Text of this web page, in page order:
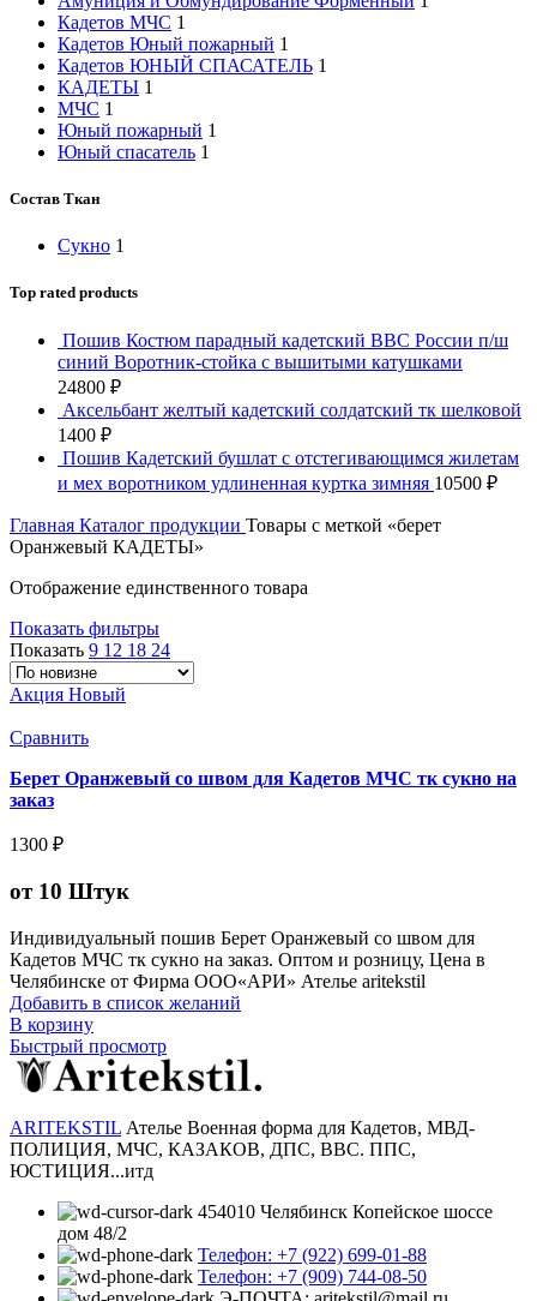
Кадетов МЧС 1
Кадетов Юный пожарный 1
Кадетов ЮНЫЙ СПАСАТЕЛЬ 1
КАДЕТЫ 1
МЧС 1
Юный пожарный 1
Юный спасатель 1
Состав Ткан
Сукно 1
Top rated products
Пошив Костюм парадный кадетский ВВС России п/ш
синий Воротник-стойка с вышитыми катушками
24800 ₽
Аксельбант желтый кадетский солдатский тк шелковой
1400 ₽
Пошив Кадетский бушлат с отстегивающимся жилетам
и мех воротником удлиненная куртка зимняя 10500 ₽
Главная Каталог продукции Товары с меткой «берет
Оранжевый КАДЕТЫ»
Отображение единственного товара
Показать фильтры
Показать 9 12 18 24
Акция Новый
Сравнить
Берет Оранжевый со швом для Кадетов МЧС тк сукно на
заказ
1300 ₽
от 10 Штук
Индивидуальный пошив Берет Оранжевый со швом для
Кадетов МЧС тк сукно на заказ. Оптом и розницу, Цена в
Челябинске от Фирма ООО«АРИ» Ателье aritekstil
Добавить в список желаний
В корзину
Быстрый просмотр
ARITEKSTIL Ателье Военная форма для Кадетов, МВД-
ПОЛИЦИЯ, МЧС, КАЗАКОВ, ДПС, ВВС. ППС,
ЮСТИЦИЯ...итд
454010 Челябинск Копейское шоссе
дом 48/2
Телефон: +7 (922) 699-01-88
Телефон: +7 (909) 744-08-50